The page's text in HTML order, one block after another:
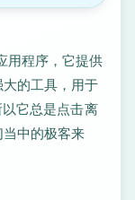
用程序，它提供
的工具，用于
它总是点击离
中的极客来